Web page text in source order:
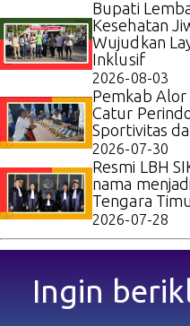
Bupati
Kesehatan
Wujudkan
Inklusif
2026-08-03
Pemkab
Catur
Sportivitas
2026-07-30
Resmi LBH
nama
Tengara
2026-07-28
Ingin